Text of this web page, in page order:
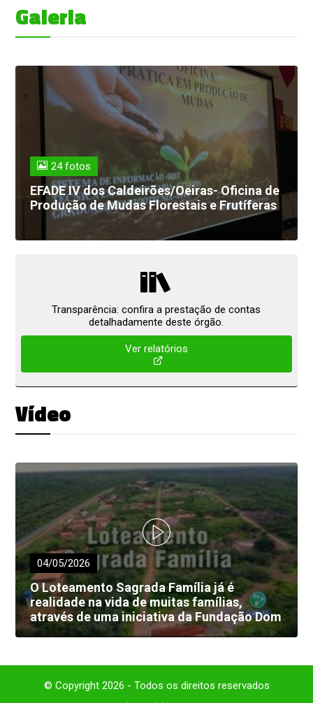
Galeria
24 fotos
EFADE IV dos Caldeirões/Oeiras- Oficina de
Produção de Mudas Florestais e Frutíferas
Transparência: confira a prestação de contas
detalhadamente deste órgão.
Ver relatórios
Vídeo
04/05/2026
O Loteamento Sagrada Família já é
realidade na vida de muitas famílias,
através de uma iniciativa da Fundação Dom
Edilberto Dinkelborg.
© Copyright 2026 - Todos os direitos reservados